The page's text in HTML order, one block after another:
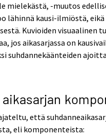
mielekästä, -muutos
lähinnä kausi-ilmiöstä, eikä
Kuvioiden visuaalinen
jos aikasarjassa on
suhdannekäänteiden
että
eli komponenteista: